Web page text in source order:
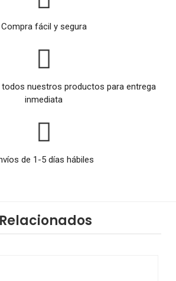
Compra fácil y segura
todos nuestros productos para entrega
inmediata
de 1-5 días hábiles